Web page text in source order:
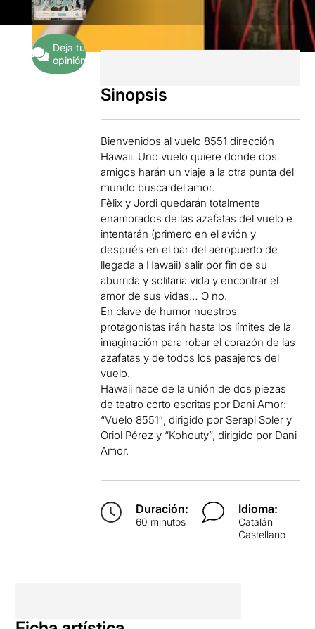
Deja tu
opinión
Sinopsis
Bienvenidos al vuelo 8551 dirección
Hawaii. Uno vuelo quiere donde dos
amigos harán un viaje a la otra punta del
mundo busca del amor.
Fèlix y Jordi quedarán totalmente
enamorados de las azafatas del vuelo e
intentarán (primero en el avión y
después en el bar del aeropuerto de
llegada a Hawaii) salir por fin de su
aburrida y solitaria vida y encontrar el
amor de sus vidas… O no.
En clave de humor nuestros
protagonistas irán hasta los límites de la
imaginación para robar el corazón de las
azafatas y de todos los pasajeros del
vuelo.
Hawaii nace de la unión de dos piezas
de teatro corto escritas por Dani Amor:
“Vuelo 8551″, dirigido por Serapi Soler y
Oriol Pérez y “Kohouty”, dirigido por Dani
Amor.
Duración:
60 minutos
Idioma:
Catalán
Castellano